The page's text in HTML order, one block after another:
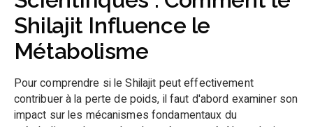
Shilajit Influence le
Métabolisme
Pour comprendre si le Shilajit peut effectivement
contribuer à la perte de poids, il faut d'abord examiner son
impact sur les mécanismes fondamentaux du